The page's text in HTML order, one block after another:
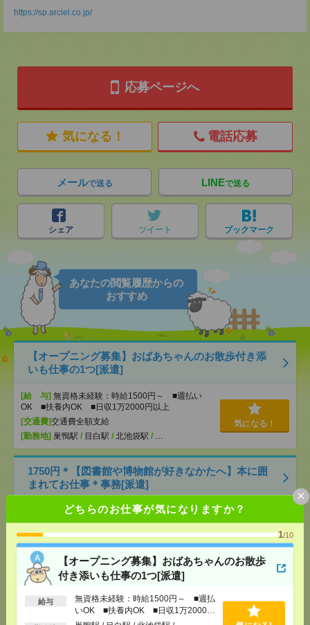
どちらのお仕事が気になりますか？
1/10
【オープニング募集】おばあちゃんのお散歩
付き添いも仕事の1つ[派遣]
給与
無資格未経験：時給1500円～ ■週払
いOK ■扶養内OK ■日収1万2000円
以上
×
https://sp.arciel.co.jp/
応募ページへ
気になる！ 電話応募
メールで送る LINEで送る
シェア ツイート ブックマーク
あなたの閲覧履歴からの
おすすめ
【オープニング募集】おばあちゃんのお散歩付き添
いも仕事の1つ[派遣]
[給 与] 無資格未経験：時給1500円～ ■週払い
OK ■扶養内OK ■日収1万2000円以上
[交通費]交通費全額支給
[勤務地] 巣鴨駅 / 目白駅 / 北池袋駅 / …
気になる！
1750円＊【図書館や博物館が好きなかたへ】本に囲
まれてお仕事＊事務[派遣]
時給1750円 月収例 245,000円
[交通費]全額支給
[月収例]20～25万円
[勤務地]
東所沢駅から徒歩10分/所沢駅から民間バ
ス12分
気になる！
時給2600円＊ほぼ在宅！週3～4日＆16時迄OK！補助
金申請のサポート業務[派遣]